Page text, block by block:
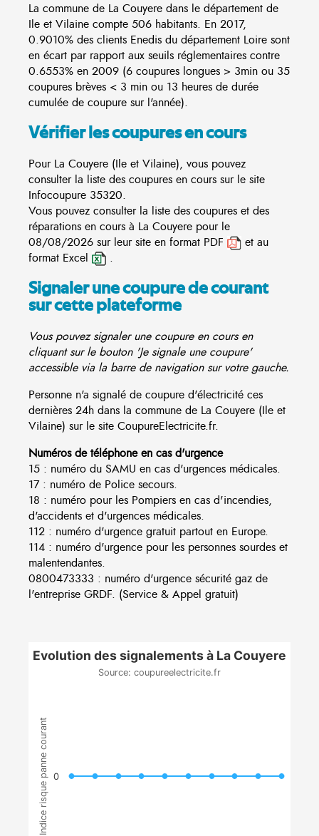
La commune de La Couyere dans le département de
Ile et Vilaine compte 506 habitants. En 2017,
0.9010% des clients Enedis du département Loire sont
en écart par rapport aux seuils réglementaires contre
0.6553% en 2009 (6 coupures longues > 3min ou 35
coupures brèves < 3 min ou 13 heures de durée
cumulée de coupure sur l'année).
Vérifier les coupures en cours
Pour La Couyere (Ile et Vilaine), vous pouvez
consulter la liste des coupures en cours sur le site
Infocoupure 35320.
Vous pouvez consulter la liste des coupures et des
réparations en cours à La Couyere pour le
08/08/2026 sur leur site en format PDF
et au
format Excel
.
Signaler une coupure de courant
sur cette plateforme
Vous pouvez signaler une coupure en cours en
cliquant sur le bouton 'Je signale une coupure'
accessible via la barre de navigation sur votre gauche.
Personne n'a signalé de coupure d'électricité ces
dernières 24h dans la commune de La Couyere (Ile et
Vilaine) sur le site CoupureElectricite.fr.
Numéros de téléphone en cas d'urgence
15 : numéro du SAMU en cas d'urgences médicales.
17 : numéro de Police secours.
18 : numéro pour les Pompiers en cas d'incendies,
d'accidents et d'urgences médicales.
112 : numéro d'urgence gratuit partout en Europe.
114 : numéro d'urgence pour les personnes sourdes et
malentendantes.
0800473333 : numéro d'urgence sécurité gaz de
l'entreprise GRDF. (Service & Appel gratuit)
Indice risque panne courant
Evolution des signalements à La Couyere
Source: coupureelectricite.fr
0